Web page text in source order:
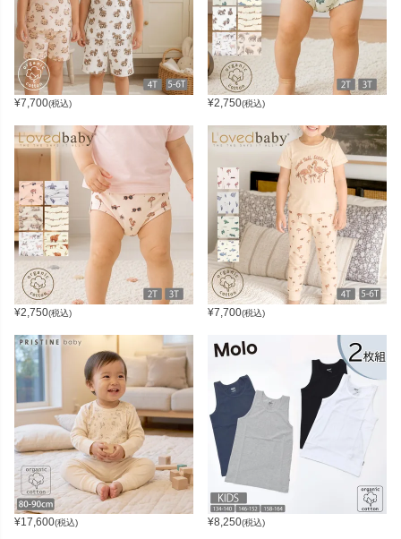
¥7,700(税込) ¥2,750(税込)
¥2,750(税込) ¥7,700(税込)
¥17,600(税込) ¥8,250(税込)